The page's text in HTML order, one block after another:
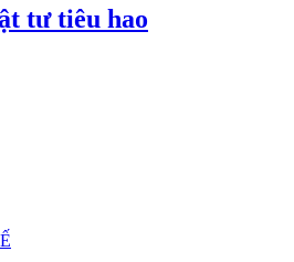
tư tiêu hao